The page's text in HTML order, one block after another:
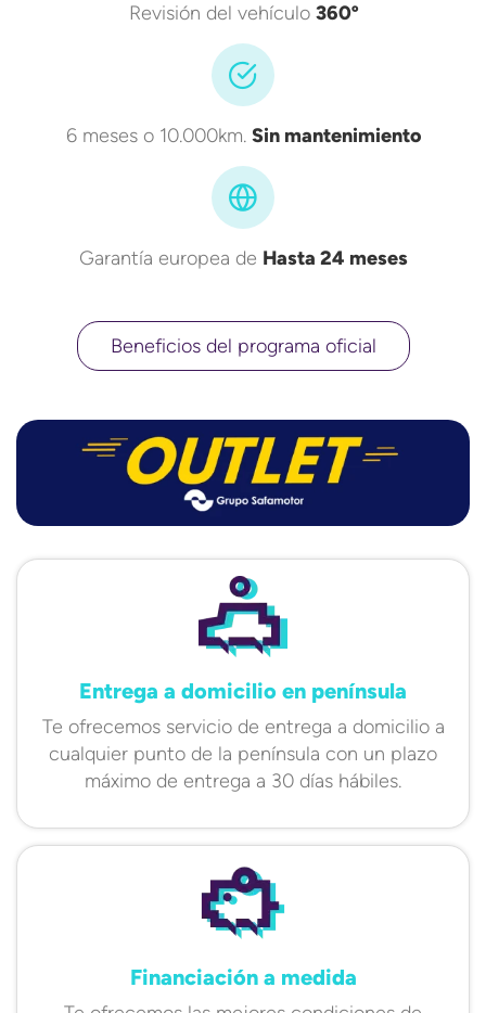
Revisión del vehículo 360º
6 meses o 10.000km. Sin mantenimiento
Garantía europea de Hasta 24 meses
Beneficios del programa oficial
Entrega a domicilio en península
Te ofrecemos servicio de entrega a domicilio a
cualquier punto de la península con un plazo
máximo de entrega a 30 días hábiles.
Financiación a medida